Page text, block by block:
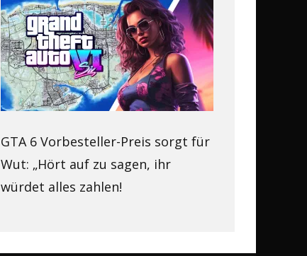
GTA 6 Vorbesteller-Preis sorgt für
Wut: „Hört auf zu sagen, ihr
würdet alles zahlen!